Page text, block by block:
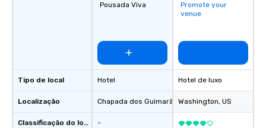
Tipo de local
Localização
Classificação do local
Pousada Viva
Hotel
Chapada dos Guimarães, BR
-
Promote your
venue
Hotel de luxo
Washington, US